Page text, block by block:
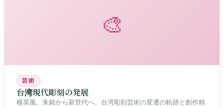
🎨
芸術
台湾現代彫刻の発展
楊英風、朱銘から新世代へ、台湾彫刻芸術の変遷の軌跡と創作精